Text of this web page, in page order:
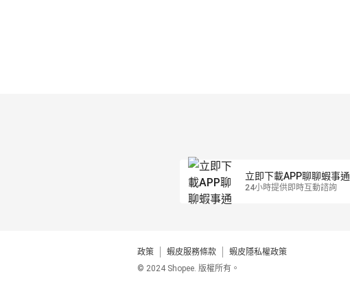
立即下載APP聊聊蝦事通
24小時提供即時互動諮詢
政策 蝦皮服務條款
蝦皮隱私權政策
© 2024 Shopee. 版權所有。